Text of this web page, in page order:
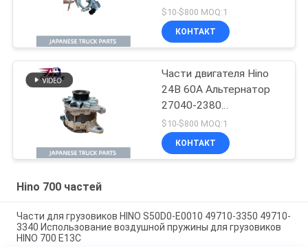
Использование для
японских грузовиков
Для деталей
$10-$800 MOQ:1
КОНТАКТ
Части двигателя Hino
24В 60А Альтернатор
27040-2380
02011720510
270402380
Использование для
$10-$800 MOQ:1
КОНТАКТ
Hino 700 частей
Части для грузовиков HINO S50D0-E0010 49710-3350 49710-
3340 Использование воздушной пружины для грузовиков
HINO 700 E13C